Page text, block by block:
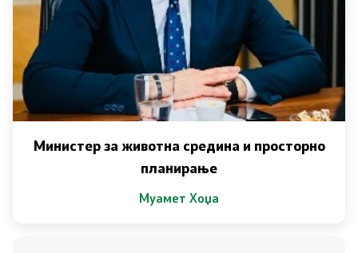
Министер за животна средина и просторно
планирање
Муамет Хоџа